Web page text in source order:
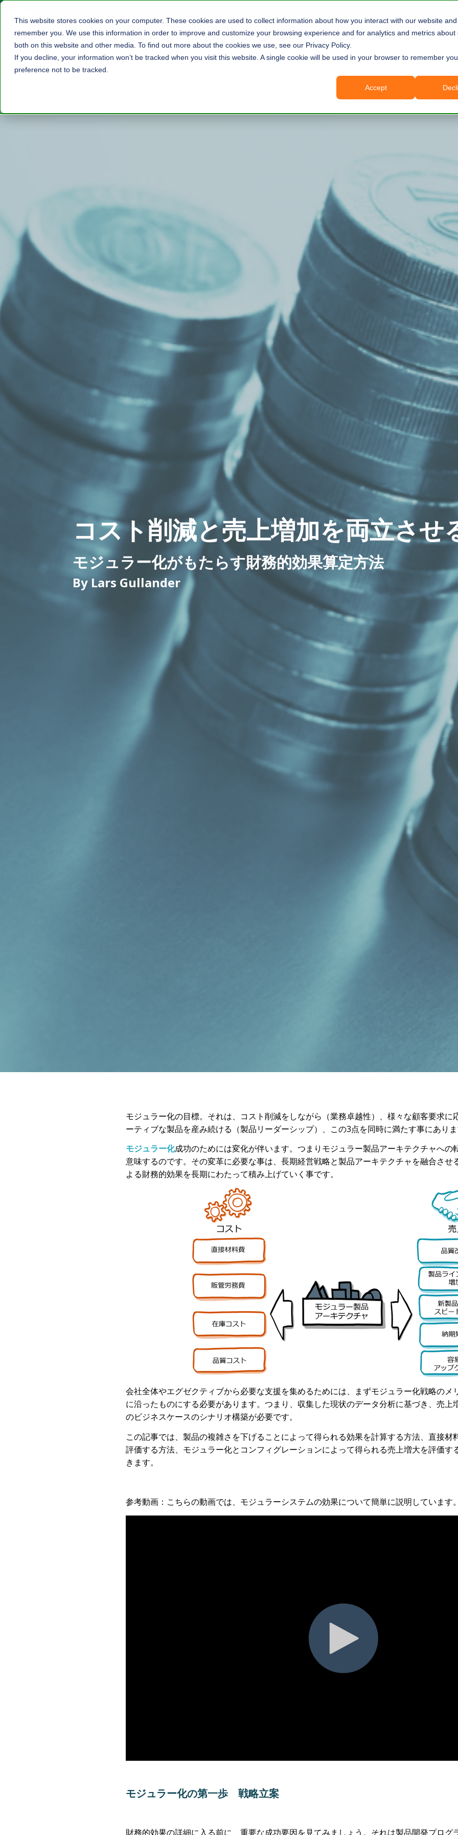
This website stores cookies on your computer. These cookies are used to collect information about how you interact with our website
remember you. We use this information in order to improve and customize your browsing experience and for analytics and metrics about
both on this website and other media. To find out more about the cookies we use, see our Privacy Policy.
If you decline, your information won’t be tracked when you visit this website. A single cookie will be used in your browser to remember
preference not to be tracked.
Accept
コンサルティングサービス ソフトウェア
コスト削減と売上増加を両立させ
モジュラー化がもたらす財務的効果算定方法
By Lars Gullander
モジュラー化の目標。それは、コスト削減をしながら（業務卓越性）、様々な顧客要求に
ーティブな製品を産み続ける（製品リーダーシップ）、この3点を同時に満たす事にあり
モジュラー化成功のためには変化が伴います。つまりモジュラー製品アーキテクチャへの
意味するのです。その変革に必要な事は、長期経営戦略と製品アーキテクチャを融合させ
よる財務的効果を長期にわたって積み上げていく事です。
会社全体やエグゼクティブから必要な支援を集めるためには、まずモジュラー化戦略のメ
に沿ったものにする必要があります。つまり、収集した現状のデータ分析に基づき、売上
のビジネスケースのシナリオ構築が必要です。
この記事では、製品の複雑さを下げることによって得られる効果を計算する方法、直接材
評価する方法、モジュラー化とコンフィグレーションによって得られる売上増大を評価す
きます。
参考動画：こちらの動画では、モジュラーシステムの効果について簡単に説明しています
モジュラー化の第一歩 戦略立案
財務的効果の詳細に入る前に、重要な成功要因を見てみましょう。それは製品開発プログ